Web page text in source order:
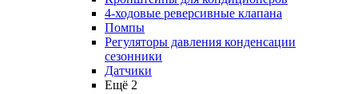
4-ходовые реверсивные клапана
Помпы
Регуляторы давления конденсации
сезонники
Датчики
Ещё 2